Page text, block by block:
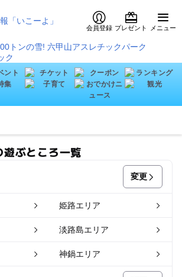
会員登録 プレゼント メニュー
ぶところ一覧
変更
姫路エリア
淡路島エリア
神鍋エリア